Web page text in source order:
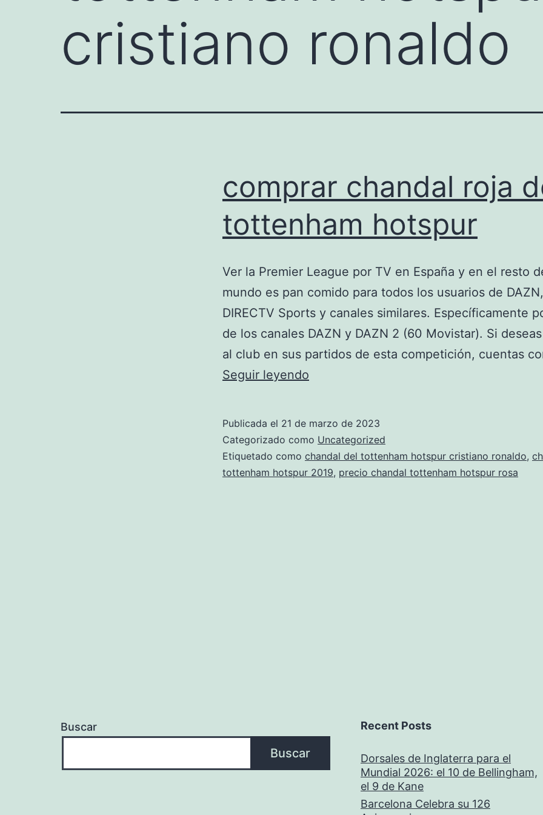
cristiano ronaldo
comprar chandal roja
tottenham hotspur
Ver la Premier League por TV en España y en el resto
mundo es pan comido para todos los usuarios de
DIRECTV Sports y canales similares. Específicamente
de los canales DAZN y DAZN 2 (60 Movistar). Si
al club en sus partidos de esta competición, cuentas
Seguir leyendo
del
tottenham
hotspur
Publicada el 21 de marzo de 2023
Categorizado como Uncategorized
Etiquetado como chandal del tottenham hotspur cristiano ronaldo,
tottenham hotspur 2019, precio chandal tottenham hotspur rosa
Buscar
Buscar
Recent Posts
Dorsales de Inglaterra para el
Mundial 2026: el 10 de Bellingham,
el 9 de Kane
Barcelona Celebra su 126